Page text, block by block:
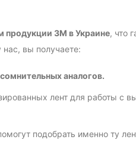
3M в Украине, что
вы получаете:
аналогов.
лент для работы с
подобрать именно ту